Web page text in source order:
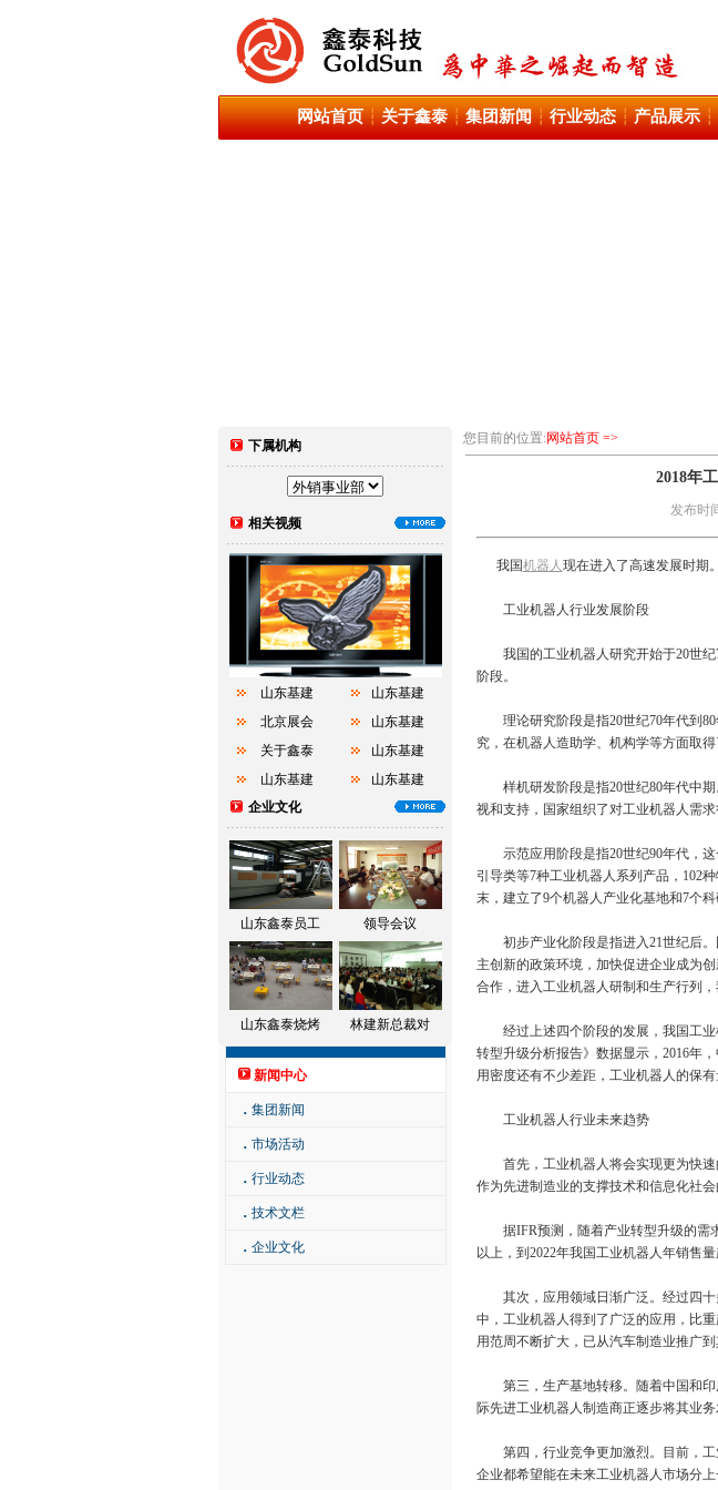
网站首页┆关于鑫泰┆集团新闻┆行业动态┆产品展示┆
下属机构
相关视频
山东基建
北京展会
关于鑫泰
山东基建
山东基建
山东基建
山东基建
山东基建
企业文化
山东鑫泰员工 领导会议
山东鑫泰烧烤 林建新总裁对
新闻中心
． 集团新闻
． 市场活动
． 行业动态
． 技术文栏
． 企业文化
您目前的位置:网站首页 =>
2018年
发布时
我国机器人现在进入了高速发展时期
工业机器人行业发展阶段
我国的工业机器人研究开始于20世纪
阶段。
理论研究阶段是指20世纪70年代到80
究，在机器人造助学、机构学等方面取
样机研发阶段是指20世纪80年代中期
视和支持，国家组织了对工业机器人需
示范应用阶段是指20世纪90年代，这
引导类等7种工业机器人系列产品，102
末，建立了9个机器人产业化基地和7个科
初步产业化阶段是指进入21世纪后。
主创新的政策环境，加快促进企业成为
合作，进入工业机器人研制和生产行列
经过上述四个阶段的发展，我国工业
转型升级分析报告》数据显示，2016年
用密度还有不少差距，工业机器人的保
工业机器人行业未来趋势
首先，工业机器人将会实现更为快速
作为先进制造业的支撑技术和信息化社
据IFR预测，随着产业转型升级的需求
以上，到2022年我国工业机器人年销售量
其次，应用领域日渐广泛。经过四十
中，工业机器人得到了广泛的应用，比
用范周不断扩大，已从汽车制造业推广到
第三，生产基地转移。随着中国和印
际先进工业机器人制造商正逐步将其业
第四，行业竞争更加激烈。目前，工
企业都希望能在未来工业机器人市场分